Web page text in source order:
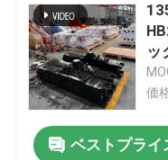
ッ
価
ベストプライ